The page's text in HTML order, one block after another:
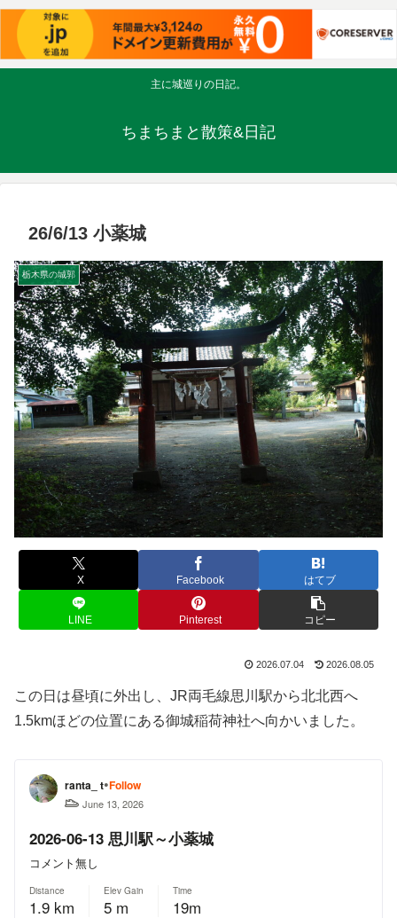
主に城巡りの日記。
ちまちまと散策&日記
26/6/13 小薬城
栃木県の城郭
X Facebook はてブ
LINE Pinterest コピー
2026.07.04 2026.08.05
この日は昼頃に外出し、JR両毛線思川駅から北北西へ
1.5kmほどの位置にある御城稲荷神社へ向かいました。